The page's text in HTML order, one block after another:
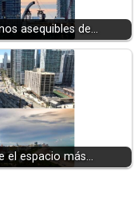
asequibles de…
el espacio más…